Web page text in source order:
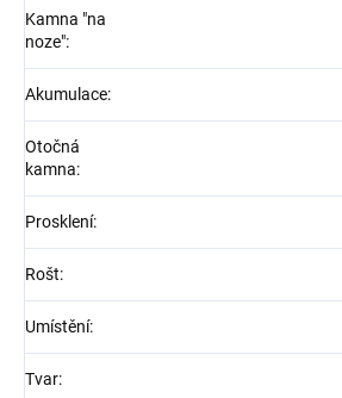
Kamna "na
noze":
Akumulace:
Otočná
kamna:
Prosklení:
Rošt:
Umístění:
Tvar: